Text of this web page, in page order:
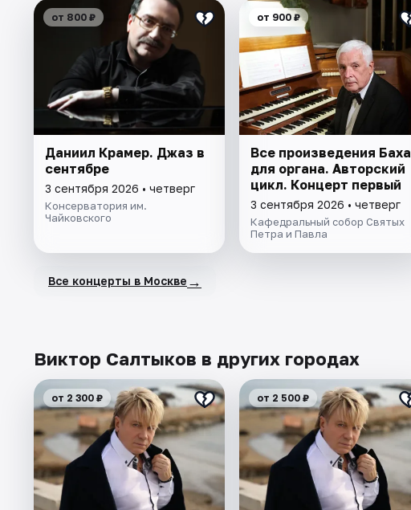
от 800 ₽
Даниил Крамер. Джаз в
сентябре
3 сентября 2026 • четверг
Консерватория им.
Чайковского
от 900 ₽
Все произведения Баха
для органа. Авторский
цикл. Концерт первый
3 сентября 2026 • четверг
Кафедральный собор Святых
Петра и Павла
Все концерты в Москве →
Виктор Салтыков в других городах
от 2 300 ₽ от 2 500 ₽